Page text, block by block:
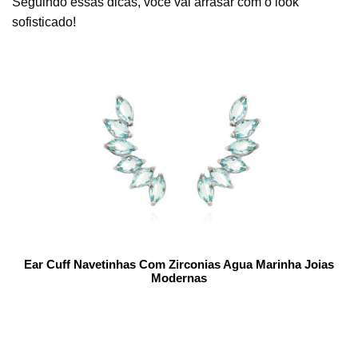
sofisticado!
Ear Cuff Navetinhas Com Zirconias Agua Marinha Joias
Modernas